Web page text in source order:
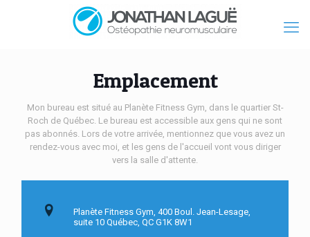
Emplacement
Mon bureau est situé au Planète Fitness Gym, dans le quartier St-
Roch de Québec. Le bureau est accessible aux gens qui ne sont
pas abonnés. Lors de votre arrivée, mentionnez que vous avez un
rendez-vous avec moi, et les gens de l'accueil vont vous diriger
vers la salle d'attente.
Planète Fitness Gym, 400 Boul. Jean-Lesage,
suite 10 Québec, QC G1K 8W1